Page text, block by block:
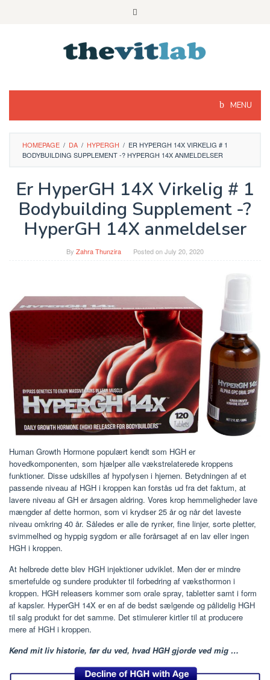
MENU
HOMEPAGE / DA / HYPERGH / ER HYPERGH 14X VIRKELIG # 1
BODYBUILDING SUPPLEMENT -? HYPERGH 14X ANMELDELSER
Er HyperGH 14X Virkelig # 1
Bodybuilding Supplement -?
HyperGH 14X anmeldelser
By Zahra Thunzira Posted onJuly 20, 2020
Human Growth Hormone populært kendt som HGH er
hovedkomponenten, som hjælper alle vækstrelaterede kroppens
funktioner. Disse udskilles af hypofysen i hjernen. Betydningen af ​​et
passende niveau af HGH i kroppen kan forstås ud fra det faktum, at
lavere niveau af GH er årsagen aldring. Vores krop hemmeligheder lave
mængder af dette hormon, som vi krydser 25 år og når det laveste
niveau omkring 40 år. Således er alle de rynker, fine linjer, sorte pletter,
svimmelhed og hyppig sygdom er alle forårsaget af en lav eller ingen
HGH i kroppen.
At helbrede dette blev HGH injektioner udviklet. Men der er mindre
smertefulde og sundere produkter til forbedring af væksthormon i
kroppen. HGH releasers kommer som orale spray, tabletter samt i form
af kapsler. HyperGH 14X er en af ​​de bedst sælgende og pålidelig HGH
til salg produkt for det samme. Det stimulerer kirtler til at producere
mere af HGH i kroppen.
Kend mit liv historie, før du ved, hvad HGH gjorde ved mig …